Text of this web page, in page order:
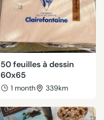
50 feuilles à dessin
60x65
1 month 339km